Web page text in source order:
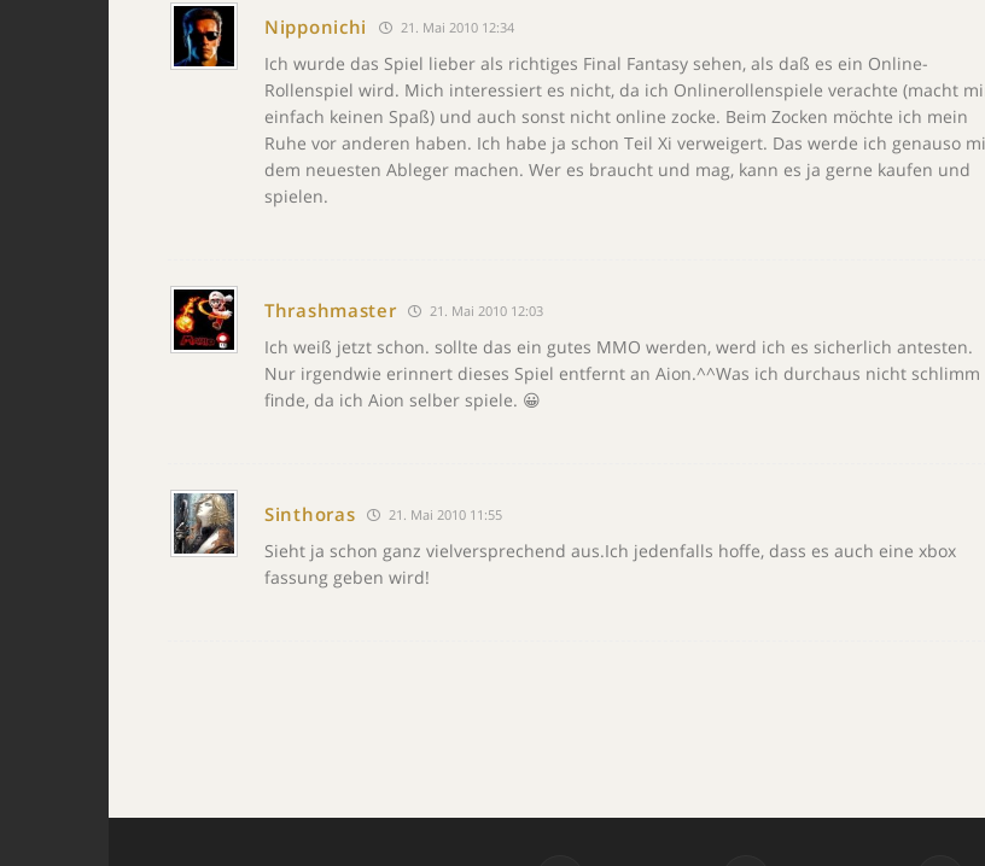
Nipponichi 21. Mai 2010 12:34
Ich wurde das Spiel lieber als richtiges Final Fantasy sehen, als daß es ein Online-
Rollenspiel wird. Mich interessiert es nicht, da ich Onlinerollenspiele verachte (macht
einfach keinen Spaß) und auch sonst nicht online zocke. Beim Zocken möchte ich mein
Ruhe vor anderen haben. Ich habe ja schon Teil Xi verweigert. Das werde ich genauso
dem neuesten Ableger machen. Wer es braucht und mag, kann es ja gerne kaufen und
spielen.
Thrashmaster 21. Mai 2010 12:03
Ich weiß jetzt schon. sollte das ein gutes MMO werden, werd ich es sicherlich antesten.
Nur irgendwie erinnert dieses Spiel entfernt an Aion.^^Was ich durchaus nicht schlimm
finde, da ich Aion selber spiele. 😀
Sinthoras 21. Mai 2010 11:55
Sieht ja schon ganz vielversprechend aus.Ich jedenfalls hoffe, dass es auch eine xbox
fassung geben wird!